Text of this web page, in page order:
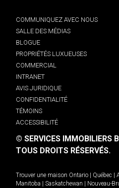
COMMUNIQUEZ AVEC NOUS
SALLE DES MÉDIAS
BLOGUE
PROPRIÉTÉS LUXUEUSES
COMMERCIAL
INTRANET
AVIS JURIDIQUE
CONFIDENTIALITÉ
TÉMOINS
ACCESSIBILITÉ
© SERVICES IMMOBILIERS
TOUS DROITS RÉSERVÉS.
Trouver une maison Ontario Québec
Manitoba
Saskatchewan Nouveau-